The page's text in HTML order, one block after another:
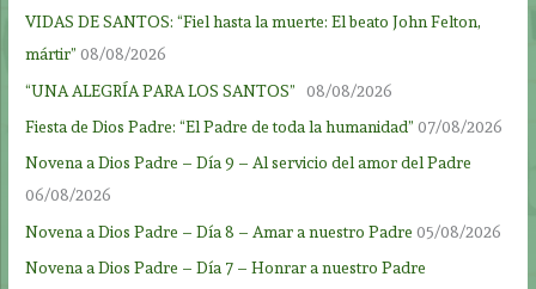
VIDAS DE SANTOS: “Fiel hasta la muerte: El beato John Felton,
mártir” 08/08/2026
“UNA ALEGRÍA PARA LOS SANTOS”
08/08/2026
Fiesta de Dios Padre: “El Padre de toda la humanidad” 07/08/2026
Novena a Dios Padre – Día 9 – Al servicio del amor del Padre
06/08/2026
Novena a Dios Padre – Día 8 – Amar a nuestro Padre 05/08/2026
Novena a Dios Padre – Día 7 – Honrar a nuestro Padre